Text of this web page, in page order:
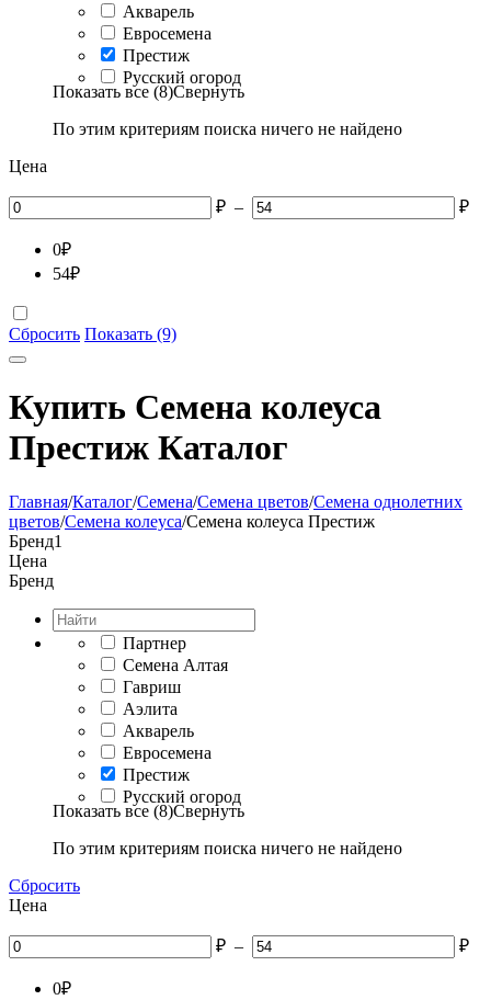
Акварель
Евросемена
Престиж
Русский огород
Показать все (8)Свернуть
По этим критериям поиска ничего не найдено
Цена
₽ – ₽
0₽
54₽
Сбросить Показать (9)
Купить Семена колеуса
Престиж Каталог
Главная/Каталог/Семена/Семена цветов/Семена однолетних
цветов/Семена колеуса/Семена колеуса Престиж
Бренд1
Цена
Бренд
Партнер
Семена Алтая
Гавриш
Аэлита
Акварель
Евросемена
Престиж
Русский огород
Показать все (8)Свернуть
По этим критериям поиска ничего не найдено
Сбросить
Цена
₽ – ₽
0₽